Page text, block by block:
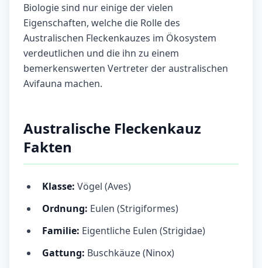
Biologie sind nur einige der vielen
Eigenschaften, welche die Rolle des
Australischen Fleckenkauzes im Ökosystem
verdeutlichen und die ihn zu einem
bemerkenswerten Vertreter der australischen
Avifauna machen.
Australische Fleckenkauz
Fakten
Klasse: Vögel (Aves)
Ordnung: Eulen (Strigiformes)
Familie: Eigentliche Eulen (Strigidae)
Gattung: Buschkäuze (Ninox)